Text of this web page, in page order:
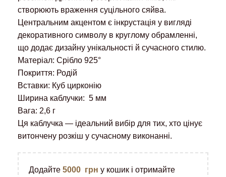
створюють враження суцільного сяйва.
Центральним акцентом є інкрустація у вигляді
декоративного символу в круглому обрамленні,
що додає дизайну унікальності й сучасного стилю.
Матеріал: Срібло 925°
Покриття: Родій
Вставки: Куб цирконію
Ширина каблучки: 5 мм
Вага: 2,6 г
Ця каблучка — ідеальний вибір для тих, хто цінує
витончену розкіш у сучасному виконанні.
Додайте 5000 грн у кошик і отримайте